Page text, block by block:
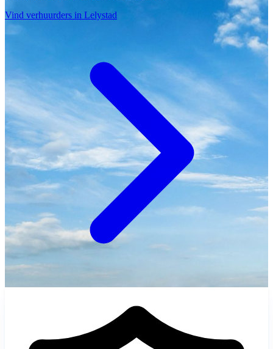
Vind verhuurders in Lelystad